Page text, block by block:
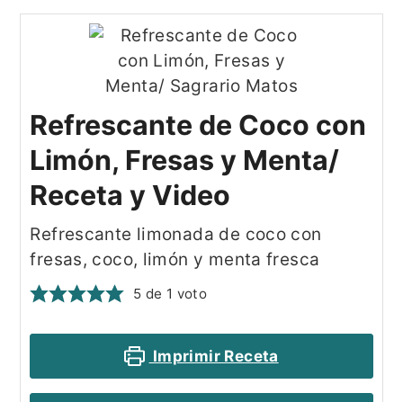
Refrescante de Coco con
Limón, Fresas y Menta/
Receta y Video
Refrescante limonada de coco con
fresas, coco, limón y menta fresca
5 de 1 voto
Imprimir Receta